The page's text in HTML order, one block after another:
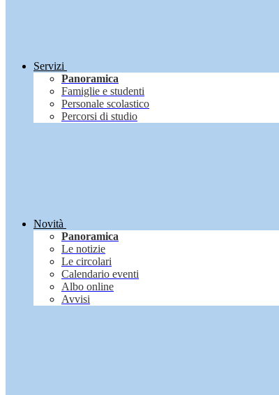
Servizi
Panoramica
Famiglie e studenti
Personale scolastico
Percorsi di studio
Novità
Panoramica
Le notizie
Le circolari
Calendario eventi
Albo online
Avvisi